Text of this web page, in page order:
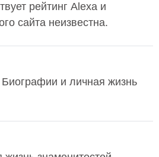
рейтинг Alexa и
сайта неизвестна.
и личная жизнь